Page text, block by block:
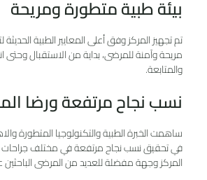
بيئة طبية متطورة ومريحة
تم تجهيز المركز وفق أعلى المعايير الطبية الحديثة
مريحة وآمنة للمرضى، بداية من الاستقبال وحتى
والمتابعة.
نسب نجاح مرتفعة ورضا
ساهمت الخبرة الطبية والتكنولوجيا المتطورة
في تحقيق نسب نجاح مرتفعة في مختلف جراحات
المركز وجهة مفضلة للعديد من المرضى الباحثين